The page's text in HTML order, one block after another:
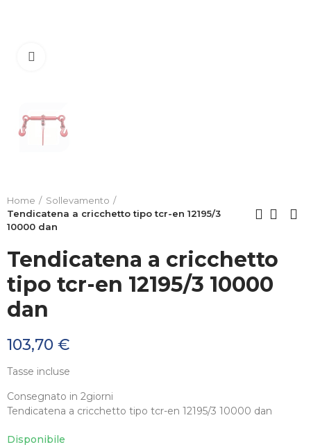
Home
Sollevamento
Tendicatena a cricchetto tipo tcr-en 12195/3
10000 dan
Tendicatena a cricchetto
tipo tcr-en 12195/3 10000
dan
103,70 €
Tasse incluse
Consegnato in 2giorni
Tendicatena a cricchetto tipo tcr-en 12195/3 10000 dan
Disponibile